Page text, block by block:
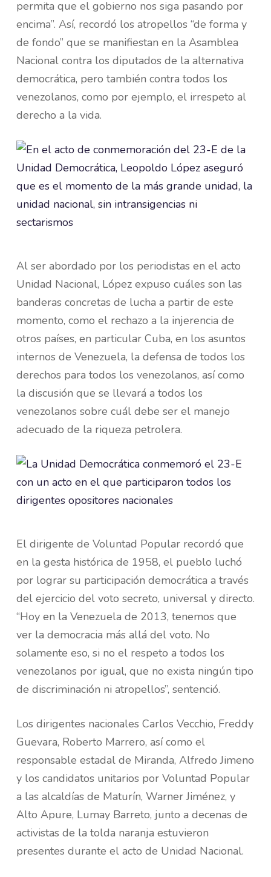
permita que el gobierno nos siga pasando por
encima”. Así, recordó los atropellos “de forma y
de fondo” que se manifiestan en la Asamblea
Nacional contra los diputados de la alternativa
democrática, pero también contra todos los
venezolanos, como por ejemplo, el irrespeto al
derecho a la vida.
Al ser abordado por los periodistas en el acto
Unidad Nacional, López expuso cuáles son las
banderas concretas de lucha a partir de este
momento, como el rechazo a la injerencia de
otros países, en particular Cuba, en los asuntos
internos de Venezuela, la defensa de todos los
derechos para todos los venezolanos, así como
la discusión que se llevará a todos los
venezolanos sobre cuál debe ser el manejo
adecuado de la riqueza petrolera.
El dirigente de Voluntad Popular recordó que
en la gesta histórica de 1958, el pueblo luchó
por lograr su participación democrática a través
del ejercicio del voto secreto, universal y directo.
“Hoy en la Venezuela de 2013, tenemos que
ver la democracia más allá del voto. No
solamente eso, si no el respeto a todos los
venezolanos por igual, que no exista ningún tipo
de discriminación ni atropellos”, sentenció.
Los dirigentes nacionales Carlos Vecchio, Freddy
Guevara, Roberto Marrero, así como el
responsable estadal de Miranda, Alfredo Jimeno
y los candidatos unitarios por Voluntad Popular
a las alcaldías de Maturín, Warner Jiménez, y
Alto Apure, Lumay Barreto, junto a decenas de
activistas de la tolda naranja estuvieron
presentes durante el acto de Unidad Nacional.